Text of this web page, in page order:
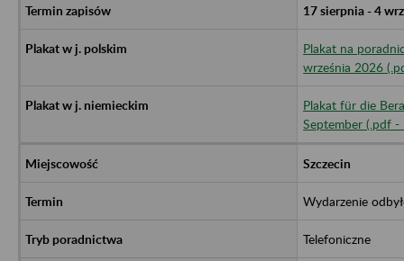
17 sierpnia - 4
Plakat na
września 2026
Plakat für die
September (.pdf -
Szczecin
Wydarzenie
Telefoniczne